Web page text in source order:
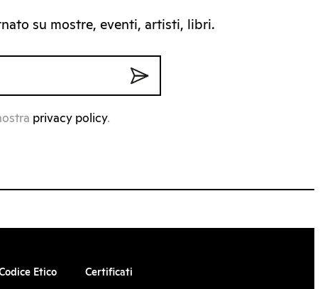
su mostre, eventi, artisti, libri.
privacy policy.
Etico Certificati